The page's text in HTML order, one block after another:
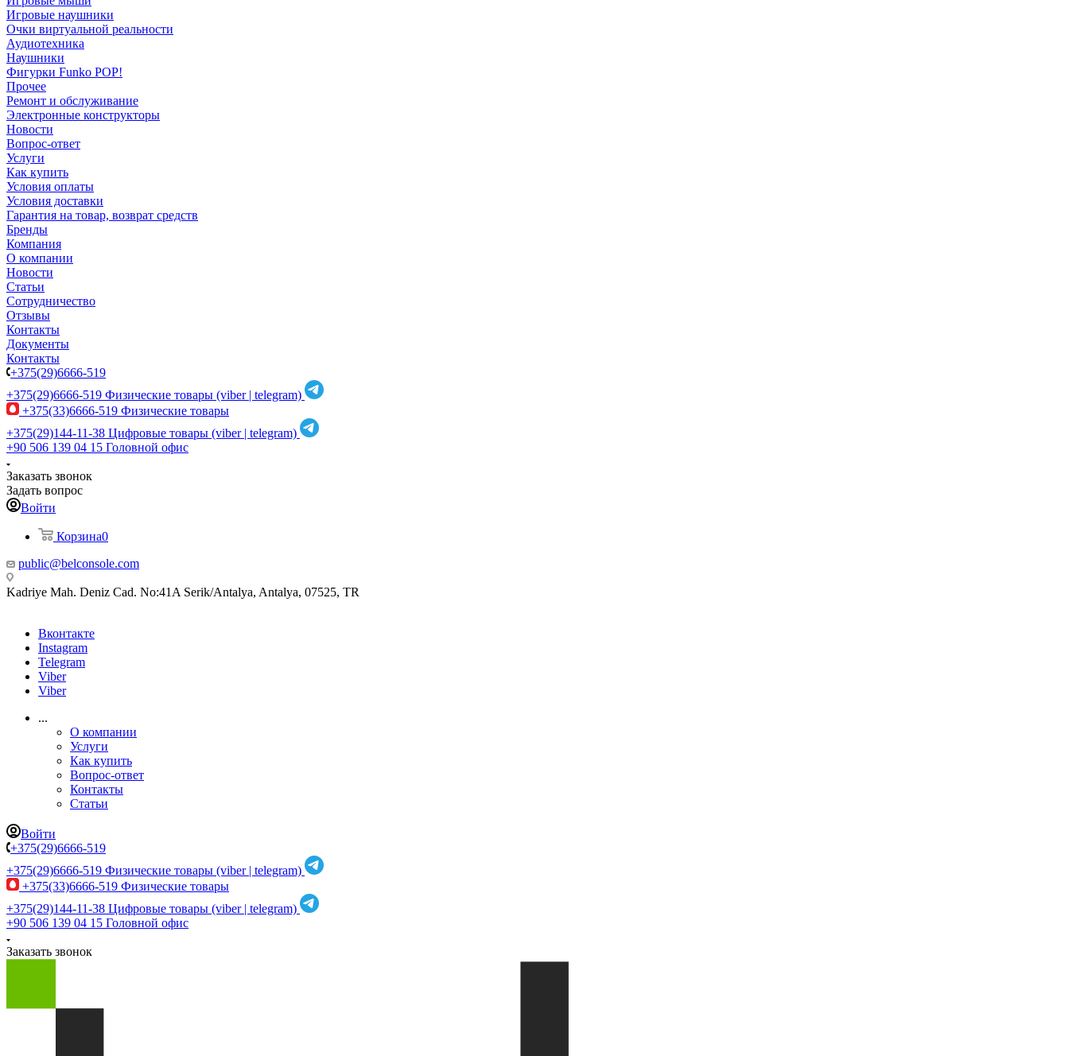
Игровые наушники
Очки виртуальной реальности
Аудиотехника
Наушники
Фигурки Funko POP!
Прочее
Ремонт и обслуживание
Электронные конструкторы
Новости
Вопрос-ответ
Услуги
Как купить
Условия оплаты
Условия доставки
Гарантия на товар, возврат средств
Бренды
Компания
О компании
Новости
Статьи
Сотрудничество
Отзывы
Контакты
Документы
Контакты
+375(29)6666-519
+375(29)6666-519 Физические товары (viber | telegram)
+375(33)6666-519 Физические товары
+375(29)144-11-38 Цифровые товары (viber | telegram)
+90 506 139 04 15 Головной офис
Заказать звонок
Задать вопрос
Войти
Корзина0
public@belconsole.com
Kadriye Mah. Deniz Cad. No:41A Serik/Antalya, Antalya, 07525, TR
Вконтакте
Instagram
Telegram
Viber
Viber
...
О компании
Услуги
Как купить
Вопрос-ответ
Контакты
Статьи
Войти
+375(29)6666-519
+375(29)6666-519 Физические товары (viber | telegram)
+375(33)6666-519 Физические товары
+375(29)144-11-38 Цифровые товары (viber | telegram)
+90 506 139 04 15 Головной офис
Заказать звонок